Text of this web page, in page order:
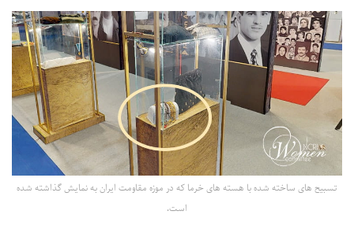
تسبیح های ساخته شده با هسته های خرما که در موزه مقاومت ایران به نمایش گذاشته شده
است.